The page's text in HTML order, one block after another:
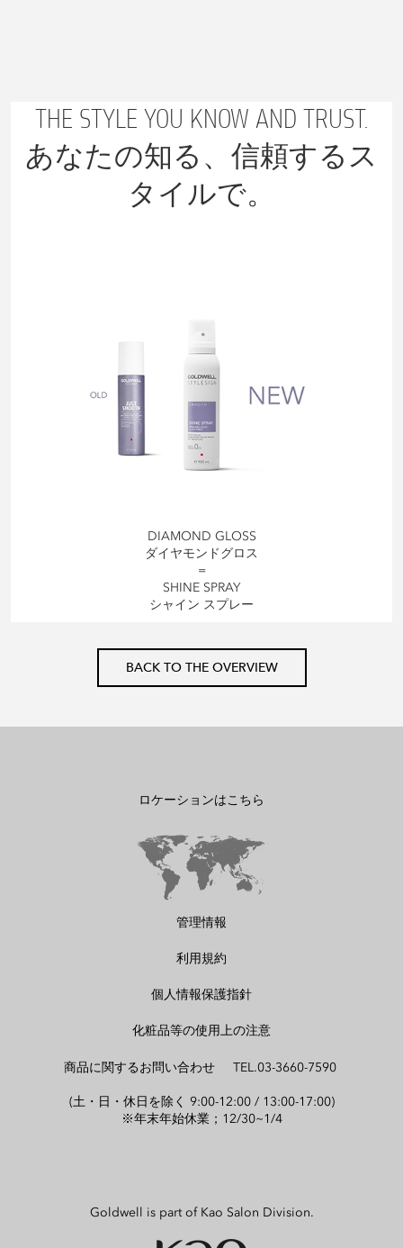
THE STYLE YOU KNOW AND TRUST.
あなたの知る、信頼するス
タイルで。
DIAMOND GLOSS
ダイヤモンドグロス
=
SHINE SPRAY
シャイン スプレー
BACK TO THE OVERVIEW
ロケーションはこちら
管理情報
利用規約
個人情報保護指針
化粧品等の使用上の注意
商品に関するお問い合わせ TEL.03-3660-7590
(土・日・休日を除く 9:00-12:00 / 13:00-17:00)
※年末年始休業；12/30~1/4
Goldwell is part of Kao Salon Division.